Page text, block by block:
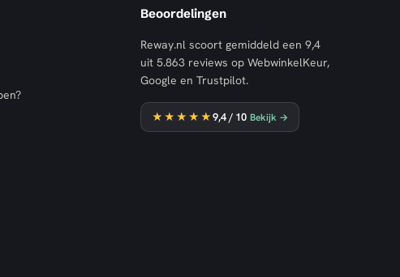
Beoordelingen
Reway.nl scoort gemiddeld een 9,4
uit 5.863 reviews op WebwinkelKeur,
Google en Trustpilot.
★★★★★9,4/ 10 Bekijk →